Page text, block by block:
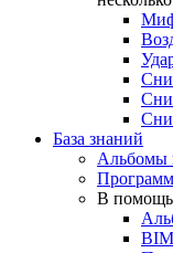
База знаний
Альбомы
В помощь
BIM